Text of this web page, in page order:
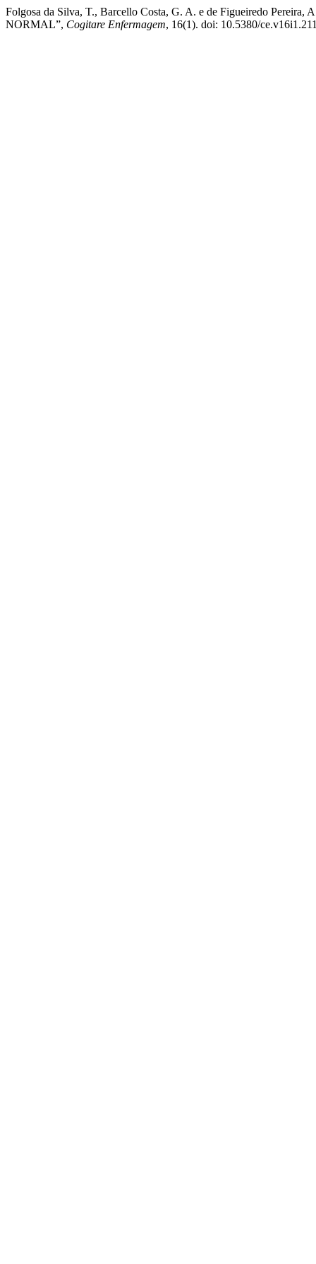
Folgosa da Silva, T., Barcello Costa, G. A. e de Figueiredo
NORMAL”, Cogitare Enfermagem, 16(1). doi: 10.5380/